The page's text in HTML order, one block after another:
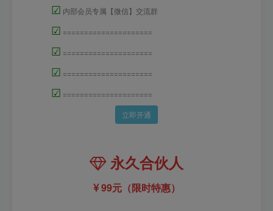
☑ 内部会员专属【微信】交流群
☑ =====================
☑ =====================
☑ =====================
☑ =====================
立即开通
永久合伙人
99元（限时特惠）